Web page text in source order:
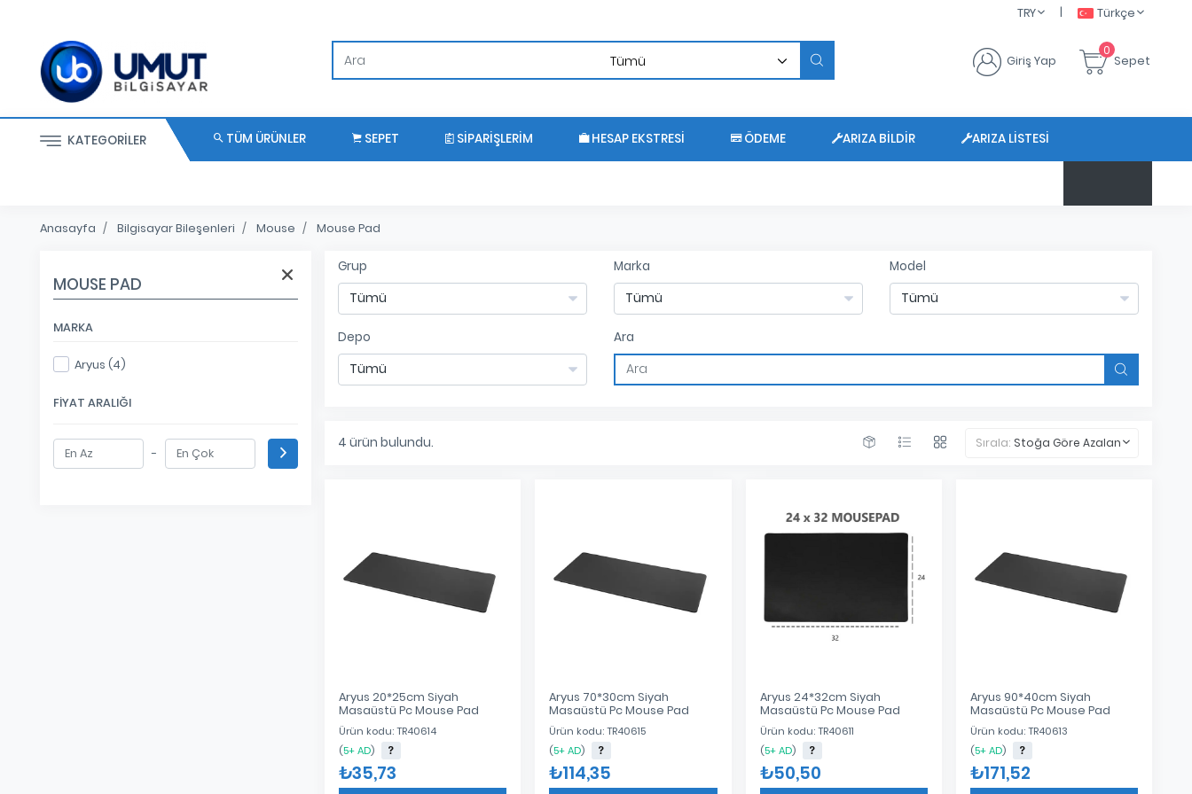
Türkçe
|
TRY
Giriş Yap
0
Sepet
KATEGORILER TÜM ÜRÜNLER SEPET SIPARIŞLERIM HESAP EKSTRESI ÖDEME ARIZA BILDIR ARIZA LISTESI
Anasayfa Bilgisayar Bileşenleri Mouse Mouse Pad
MOUSE PAD
MARKA
Aryus (4)
FIYAT ARALIĞI
-
Grup Marka Model
Depo Ara
4 ürün bulundu. Sırala: Stoğa Göre Azalan
Aryus 20*25cm Siyah
Masaüstü Pc Mouse Pad
Ürün kodu: TR40614
(5+ AD)
₺35,73
Aryus 70*30cm Siyah
Masaüstü Pc Mouse Pad
Ürün kodu: TR40615
(5+ AD)
₺114,35
Aryus 24*32cm Siyah
Masaüstü Pc Mouse Pad
Ürün kodu: TR40611
(5+ AD)
₺50,50
Aryus 90*40cm Siyah
Masaüstü Pc Mouse Pad
Ürün kodu: TR40613
(5+ AD)
₺171,52